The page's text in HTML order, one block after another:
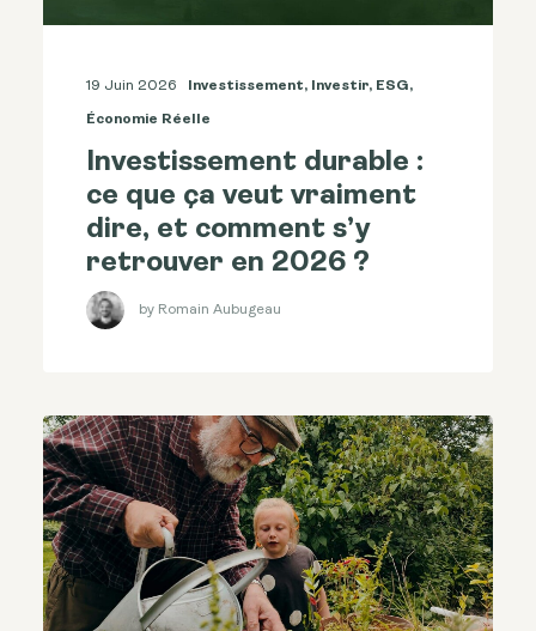
19 Juin 2026 Investissement, Investir, ESG,
Économie Réelle
Investissement durable :
ce que ça veut vraiment
dire, et comment s’y
retrouver en 2026 ?
by Romain Aubugeau